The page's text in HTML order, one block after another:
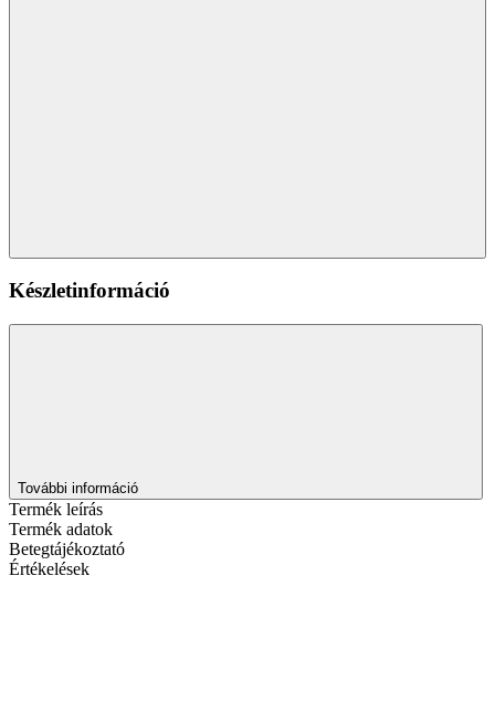
Készletinformáció
További információ
Termék leírás
Termék adatok
Betegtájékoztató
Értékelések